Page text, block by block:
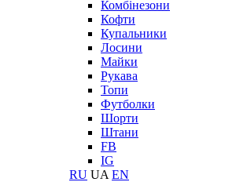
Комбінезони
Кофти
Купальники
Лосини
Майки
Рукава
Топи
Футболки
Шорти
Штани
FB
IG
RU UA EN